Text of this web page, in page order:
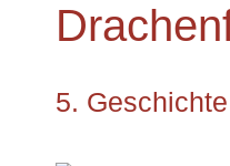
5.